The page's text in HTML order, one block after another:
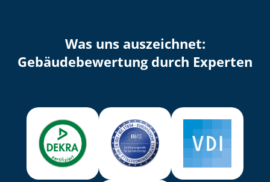
Was uns auszeichnet:
Ge­bäu­de­be­wer­tung durch Experten